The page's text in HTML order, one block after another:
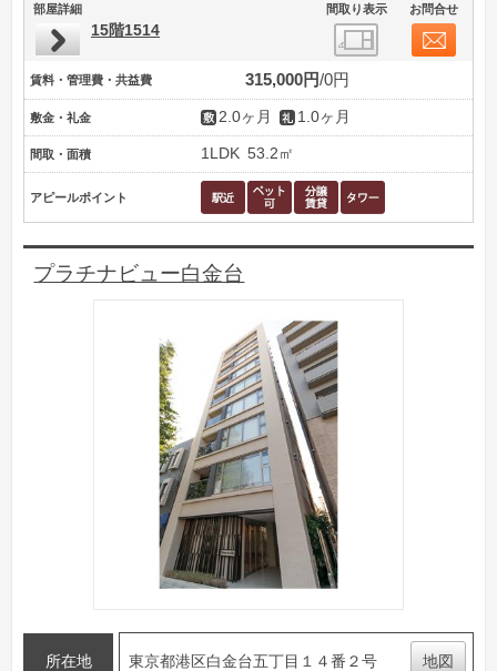
部屋詳細 間取り表示 お問合せ
15階1514
賃料・管理費・共益費 315,000円 0円
敷金・礼金 2.0ヶ月 1.0ヶ月
間取・面積 1LDK 53.2㎡
アピールポイント
プラチナビュー白金台
所在地 東京都港区白金台五丁目１４番２号 地図